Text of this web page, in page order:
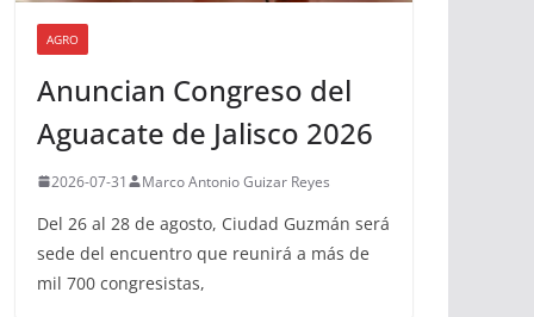
AGRO
Anuncian Congreso del
Aguacate de Jalisco 2026
2026-07-31 Marco Antonio Guizar Reyes
Del 26 al 28 de agosto, Ciudad Guzmán será
sede del encuentro que reunirá a más de
mil 700 congresistas,